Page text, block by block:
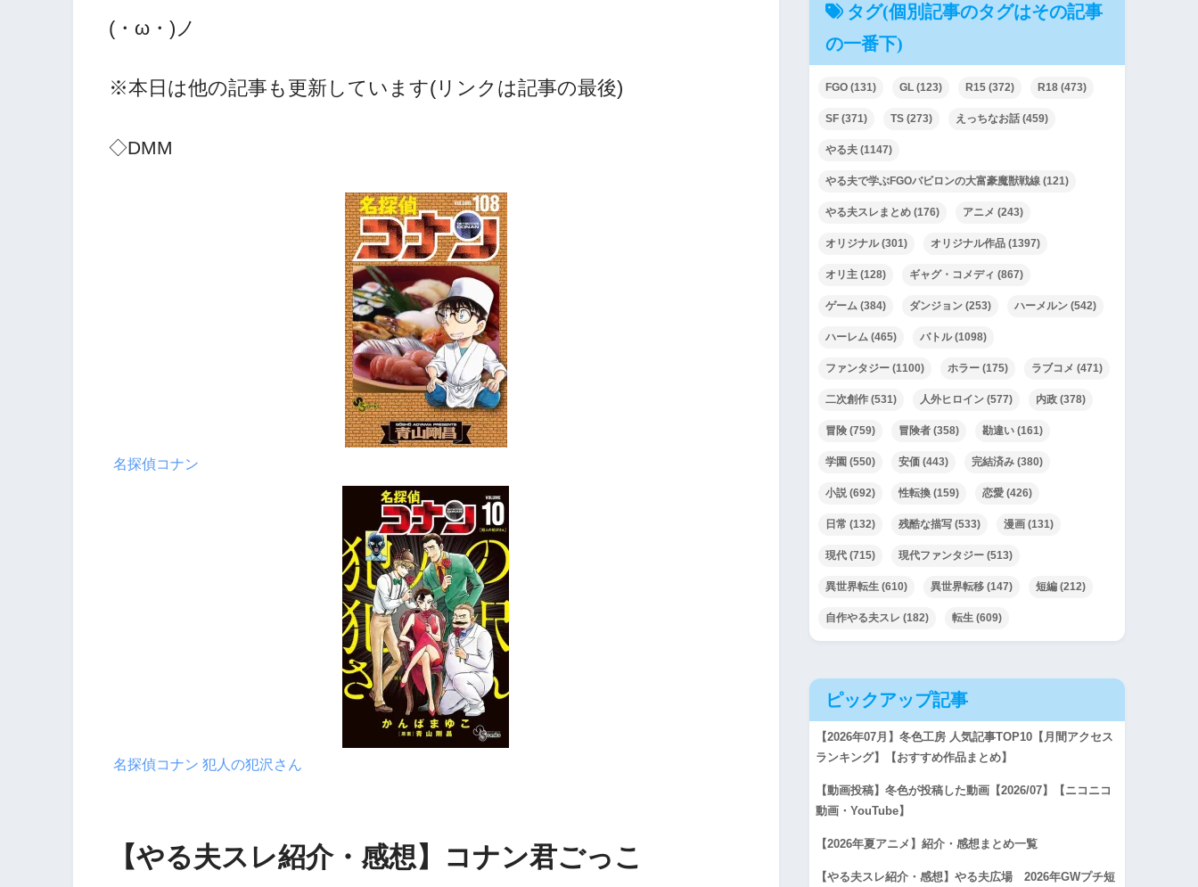
(・ω・)ノ
※本日は他の記事も更新しています(リンクは記事の最後)
◇DMM
名探偵コナン
名探偵コナン 犯人の犯沢さん
【やる夫スレ紹介・感想】コナン君ごっこ
タグ(個別記事のタグはその記事
の一番下)
FGO (131) GL (123) R15 (372) R18 (473)
SF (371) TS (273) えっちなお話 (459)
やる夫 (1147)
やる夫で学ぶFGOバビロンの大富豪魔獣戦線 (121)
やる夫スレまとめ (176) アニメ (243)
オリジナル(301) オリジナル作品 (1397)
オリ主 (128) ギャグ・コメディ (867)
ゲーム (384) ダンジョン (253) ハーメルン (542)
ハーレム (465) バトル(1098)
ファンタジー (1100) ホラー (175) ラブコメ (471)
二次創作 (531) 人外ヒロイン (577) 内政 (378)
冒険 (759) 冒険者 (358) 勘違い (161)
学園 (550) 安価 (443) 完結済み (380)
小説(692) 性転換 (159) 恋愛 (426)
日常 (132) 残酷な描写 (533) 漫画 (131)
現代 (715) 現代ファンタジー (513)
異世界転生 (610) 異世界転移 (147) 短編 (212)
自作やる夫スレ (182) 転生 (609)
ピックアップ記事
【2026年07月】冬色工房 人気記事TOP10【月間アクセス
ランキング】【おすすめ作品まとめ】
【動画投稿】冬色が投稿した動画【2026/07】【ニコニコ
動画・YouTube】
【2026年夏アニメ】紹介・感想まとめ一覧
【やる夫スレ紹介・感想】やる夫広場 2026年GWプチ短